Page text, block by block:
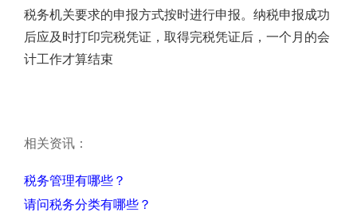
税务机关要求的申报方式按时进行申报。纳税申报成功
后应及时打印完税凭证，取得完税凭证后，一个月的会
计工作才算结束
相关资讯：
税务管理有哪些？
请问税务分类有哪些？